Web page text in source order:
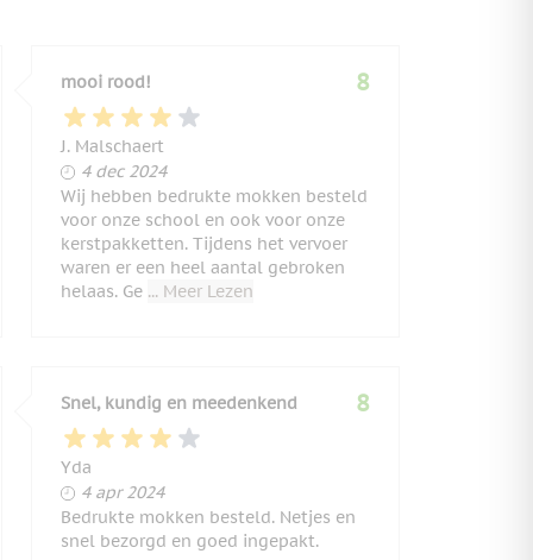
mooi rood!
J. Malschaert
4 december 2024
4 dec 2024
8
Wij hebben bedrukte mokken besteld
voor onze school en ook voor onze
kerstpakketten. Tijdens het vervoer
waren er een heel aantal gebroken
helaas. Ge ... Meer Lezen
Snel, kundig en meedenkend
Yda
4 april 2024
4 apr 2024
8
Bedrukte mokken besteld. Netjes en
snel bezorgd en goed ingepakt.